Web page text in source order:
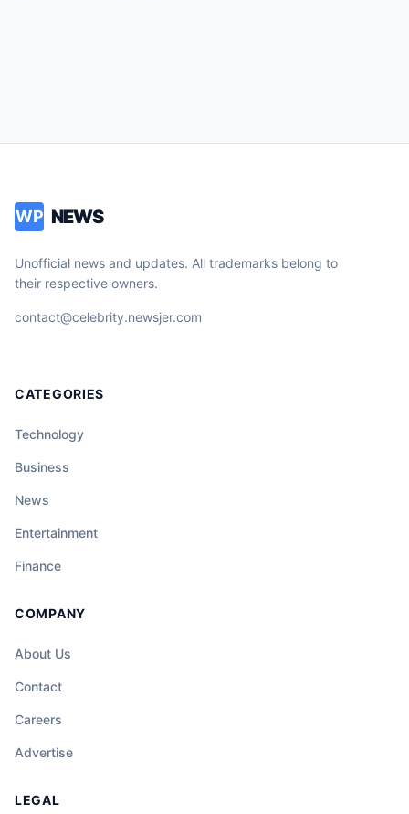
WP NEWS
Unofficial news and updates. All trademarks belong to
their respective owners.
contact@celebrity.newsjer.com
CATEGORIES
Technology
Business
News
Entertainment
Finance
COMPANY
About Us
Contact
Careers
Advertise
LEGAL